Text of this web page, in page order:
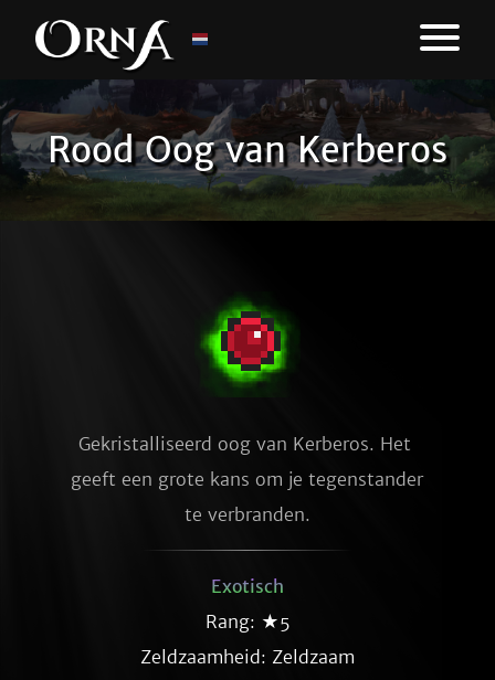
Rood Oog van Kerberos
Gekristalliseerd oog van Kerberos. Het
geeft een grote kans om je tegenstander
te verbranden.
Exotisch
Rang: ★5
Zeldzaamheid: Zeldzaam